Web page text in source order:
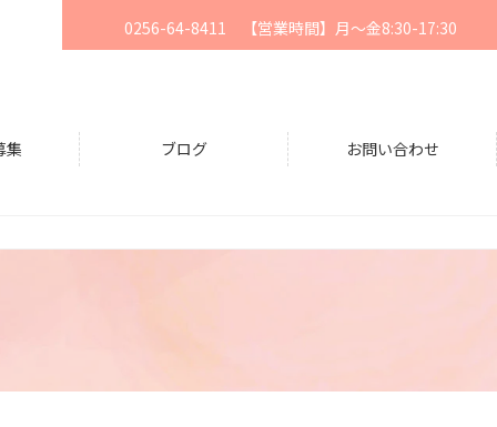
0256-64-8411 【営業時間】月〜金8:30-17:30
集 ブログ お問い合わせ